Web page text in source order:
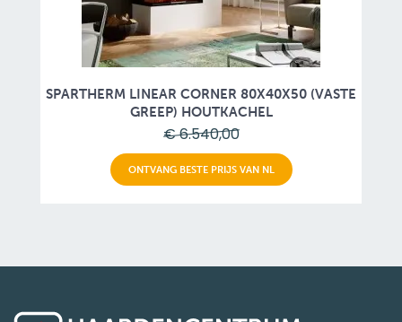
SPARTHERM LINEAR CORNER 80X40X50 (VASTE
GREEP) HOUTKACHEL
€ 6.540,00
ONTVANG BESTE PRIJS VAN NL